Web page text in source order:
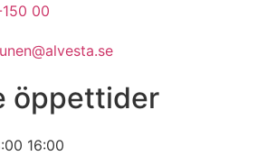
00
öppettider
16:00